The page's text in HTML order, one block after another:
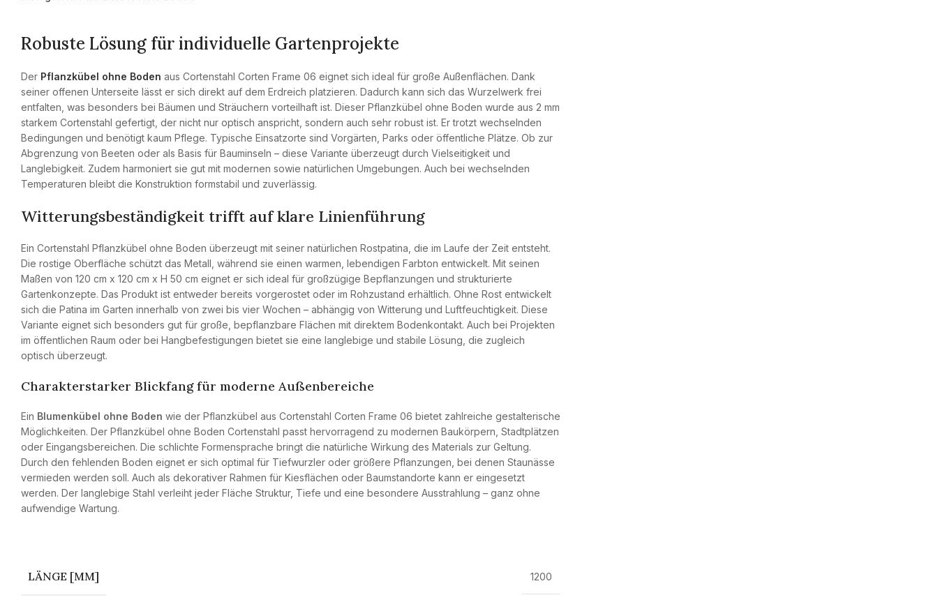
Robuste Lösung für individuelle Gartenprojekte
Der Pflanzkübel ohne Boden aus Cortenstahl Corten Frame 06 eignet sich ideal für große Außenflächen. Dank
seiner offenen Unterseite lässt er sich direkt auf dem Erdreich platzieren. Dadurch kann sich das Wurzelwerk frei
entfalten, was besonders bei Bäumen und Sträuchern vorteilhaft ist. Dieser Pflanzkübel ohne Boden wurde aus 2 mm
starkem Cortenstahl gefertigt, der nicht nur optisch anspricht, sondern auch sehr robust ist. Er trotzt wechselnden
Bedingungen und benötigt kaum Pflege. Typische Einsatzorte sind Vorgärten, Parks oder öffentliche Plätze. Ob zur
Abgrenzung von Beeten oder als Basis für Bauminseln – diese Variante überzeugt durch Vielseitigkeit und
Langlebigkeit. Zudem harmoniert sie gut mit modernen sowie natürlichen Umgebungen. Auch bei wechselnden
Temperaturen bleibt die Konstruktion formstabil und zuverlässig.
Witterungsbeständigkeit trifft auf klare Linienführung
Ein Cortenstahl Pflanzkübel ohne Boden überzeugt mit seiner natürlichen Rostpatina, die im Laufe der Zeit entsteht.
Die rostige Oberfläche schützt das Metall, während sie einen warmen, lebendigen Farbton entwickelt. Mit seinen
Maßen von 120 cm x 120 cm x H 50 cm eignet er sich ideal für großzügige Bepflanzungen und strukturierte
Gartenkonzepte. Das Produkt ist entweder bereits vorgerostet oder im Rohzustand erhältlich. Ohne Rost entwickelt
sich die Patina im Garten innerhalb von zwei bis vier Wochen – abhängig von Witterung und Luftfeuchtigkeit. Diese
Variante eignet sich besonders gut für große, bepflanzbare Flächen mit direktem Bodenkontakt. Auch bei Projekten
im öffentlichen Raum oder bei Hangbefestigungen bietet sie eine langlebige und stabile Lösung, die zugleich
optisch überzeugt.
Charakterstarker Blickfang für moderne Außenbereiche
Ein Blumenkübel ohne Boden wie der Pflanzkübel aus Cortenstahl Corten Frame 06 bietet zahlreiche gestalterische
Möglichkeiten. Der Pflanzkübel ohne Boden Cortenstahl passt hervorragend zu modernen Baukörpern, Stadtplätzen
oder Eingangsbereichen. Die schlichte Formensprache bringt die natürliche Wirkung des Materials zur Geltung.
Durch den fehlenden Boden eignet er sich optimal für Tiefwurzler oder größere Pflanzungen, bei denen Staunässe
vermieden werden soll. Auch als dekorativer Rahmen für Kiesflächen oder Baumstandorte kann er eingesetzt
werden. Der langlebige Stahl verleiht jeder Fläche Struktur, Tiefe und eine besondere Ausstrahlung – ganz ohne
aufwendige Wartung.
LÄNGE [MM] 1200